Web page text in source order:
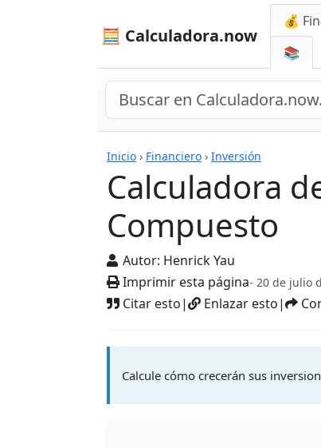
🧮 Calculadora.now
💰
📚
Inicio › Financiero › Inversión
Calculadora
Compuesto
Autor: Henrick Yau
Imprimir esta página- 20 de julio
Citar esto| Enlazar esto|
Calculadoras
Calcule cómo crecerán sus